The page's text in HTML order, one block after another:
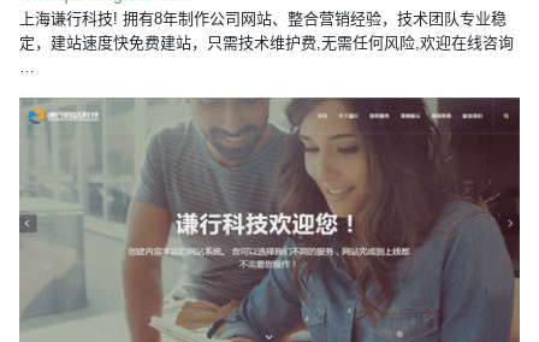
上海谦行科技! 拥有8年制作公司网站、整合营销经验，技术团队专业稳
定，建站速度快免费建站，只需技术维护费,无需任何风险,欢迎在线咨询
…